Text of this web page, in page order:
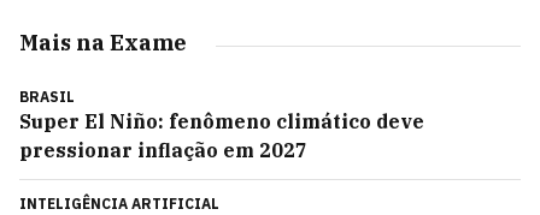
Mais na Exame
BRASIL
Super El Niño: fenômeno climático deve
pressionar inflação em 2027
INTELIGÊNCIA ARTIFICIAL